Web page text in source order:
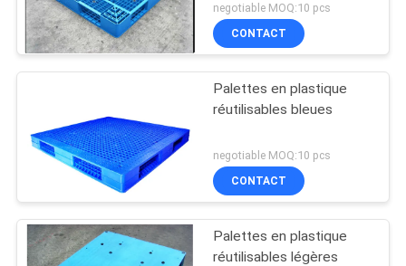
negotiable MOQ:10 pcs
CONTACT
Palettes en plastique
réutilisables bleues
negotiable MOQ:10 pcs
CONTACT
Palettes en plastique
réutilisables légères